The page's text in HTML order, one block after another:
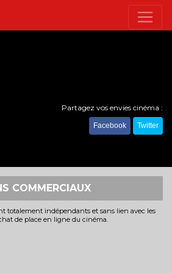
Partagez vos envies cinéma :
Facebook Twitter
COMMERCIAUX
totalement indépendants et sans lien avec les
de place en ligne du cinéma.